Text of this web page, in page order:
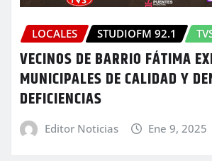
LOCALES STUDIOFM 92.1
VECINOS DE BARRIO FÁTIMA
MUNICIPALES DE CALIDAD Y
DEFICIENCIAS
Editor Noticias Ene 9, 2025